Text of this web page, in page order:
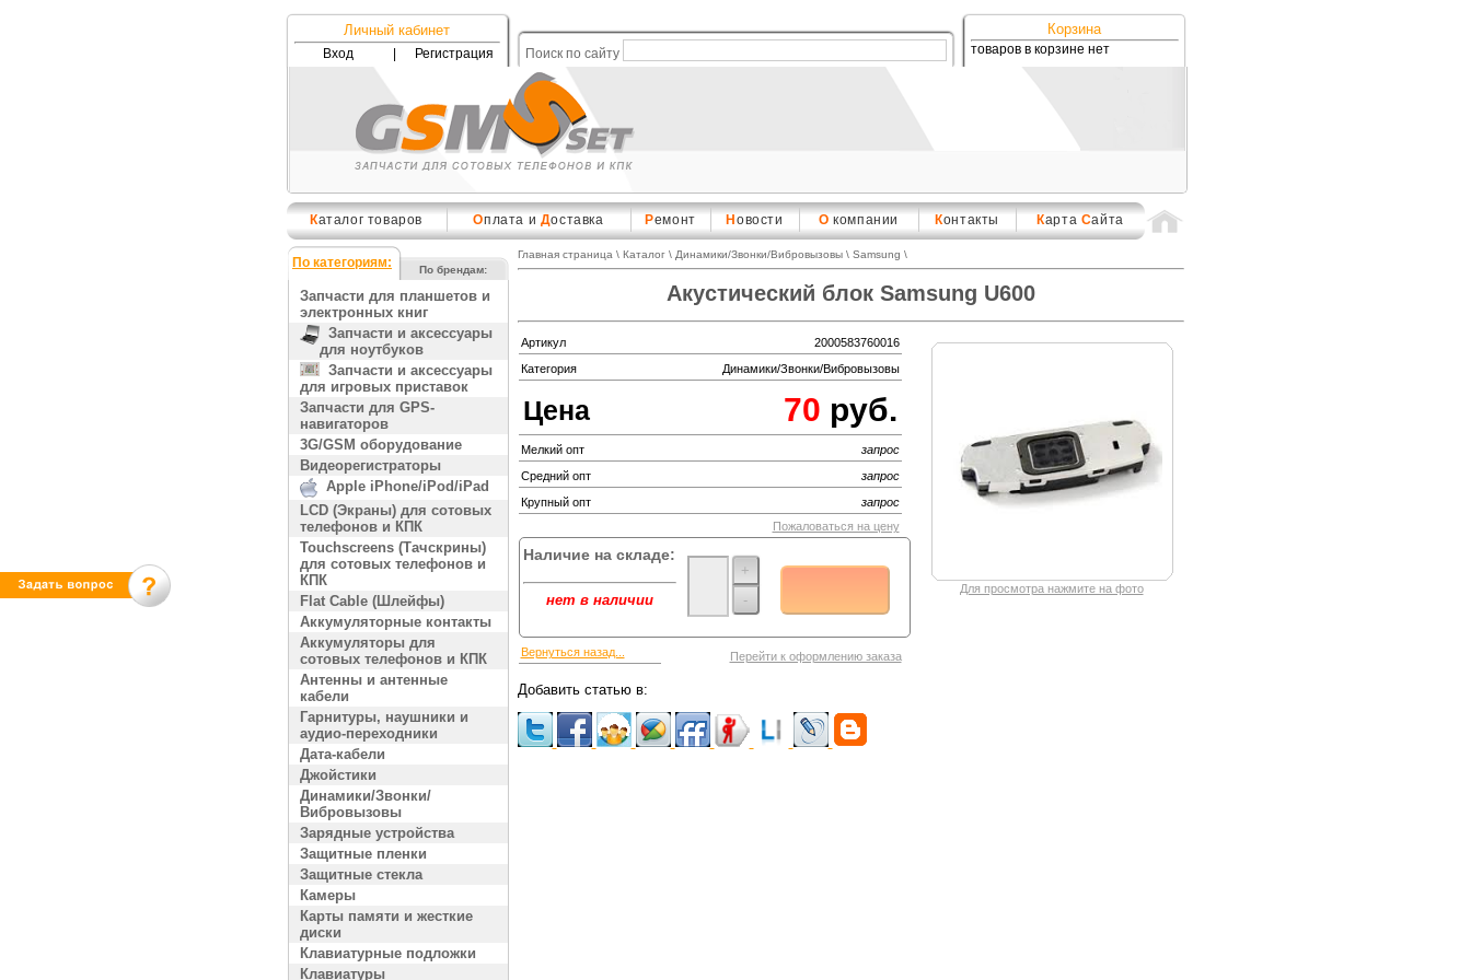
Личный кабинет
Вход Регистрация Поиск по сайту
Корзина
товаров в корзине нет
Каталог товаров Оплата и Доставка Ремонт Н овости О компании Контакты Карта Сайта
По категориям: По брендам:
Запчасти для планшетов и
электронных книг
Запчасти и аксессуары
для ноутбуков
Запчасти и аксессуары
для игровых приставок
Запчасти для GPS-
навигаторов
3G/GSM оборудование
Видеорегистраторы
Apple iPhone/iPod/iPad
LCD (Экраны) для сотовых
телефонов и КПК
Touchscreens (Тачскрины)
для сотовых телефонов и
КПК
Flat Cable (Шлейфы)
Аккумуляторные контакты
Аккумуляторы для
сотовых телефонов и КПК
Антенны и антенные
кабели
Гарнитуры, наушники и
аудио-переходники
Дата-кабели
Джойстики
Динамики/Звонки/
Вибровызовы
Зарядные устройства
Защитные пленки
Защитные стекла
Камеры
Карты памяти и жесткие
диски
Клавиатурные подложки
Клавиатуры
Главная страница \ Каталог\ Динамики/Звонки/Вибровызовы\ Samsung \
Акустический блок Samsung U600
Артикул
2000583760016
Категория
Динамики/Звонки/Вибровызовы
Цена 70 руб.
Мелкий опт
запрос
Средний опт
запрос
Крупный опт
запрос
Пожаловаться на цену
Наличие на складе:
нет в наличии
+
-
Вернуться назад... Перейти к оформлению заказа
Для просмотра нажмите на фото
Добавить статью в: